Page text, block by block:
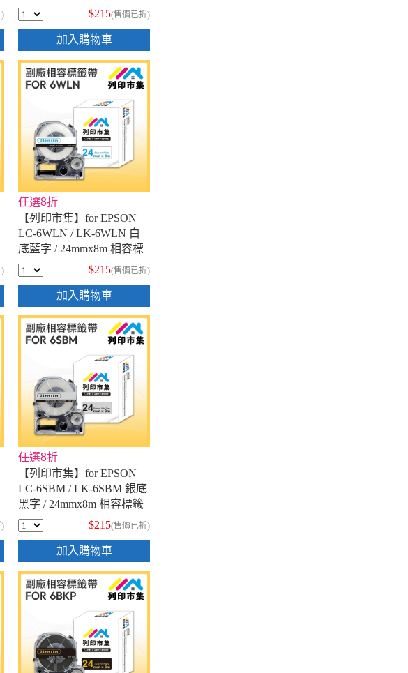
)
帶
$215(售價已折)
加入購物車
)
任選8折
【列印市集】for EPSON
LC-6WLN / LK-6WLN 白
底藍字 / 24mmx8m 相容標
籤帶
$215(售價已折)
加入購物車
)
任選8折
【列印市集】for EPSON
LC-6SBM / LK-6SBM 銀底
黑字 / 24mmx8m 相容標籤
帶
$215(售價已折)
加入購物車